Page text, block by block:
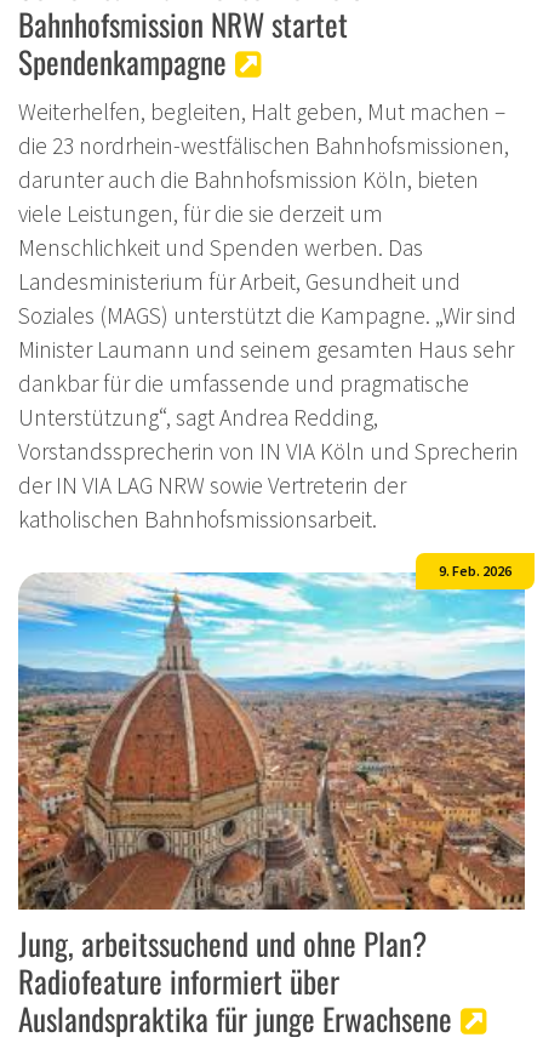
Bahnhofsmission NRW startet
Spendenkampagne
Weiterhelfen, begleiten, Halt geben, Mut machen –
die 23 nordrhein-westfälischen Bahnhofsmissionen,
darunter auch die Bahnhofsmission Köln, bieten
viele Leistungen, für die sie derzeit um
Menschlichkeit und Spenden werben. Das
Landesministerium für Arbeit, Gesundheit und
Soziales (MAGS) unterstützt die Kampagne. „Wir sind
Minister Laumann und seinem gesamten Haus sehr
dankbar für die umfassende und pragmatische
Unterstützung“, sagt Andrea Redding,
Vorstandssprecherin von IN VIA Köln und Sprecherin
der IN VIA LAG NRW sowie Vertreterin der
katholischen Bahnhofsmissionsarbeit.
Jung, arbeitssuchend und ohne Plan?
Radiofeature informiert über
Auslandspraktika für junge Erwachsene
9. Feb. 2026